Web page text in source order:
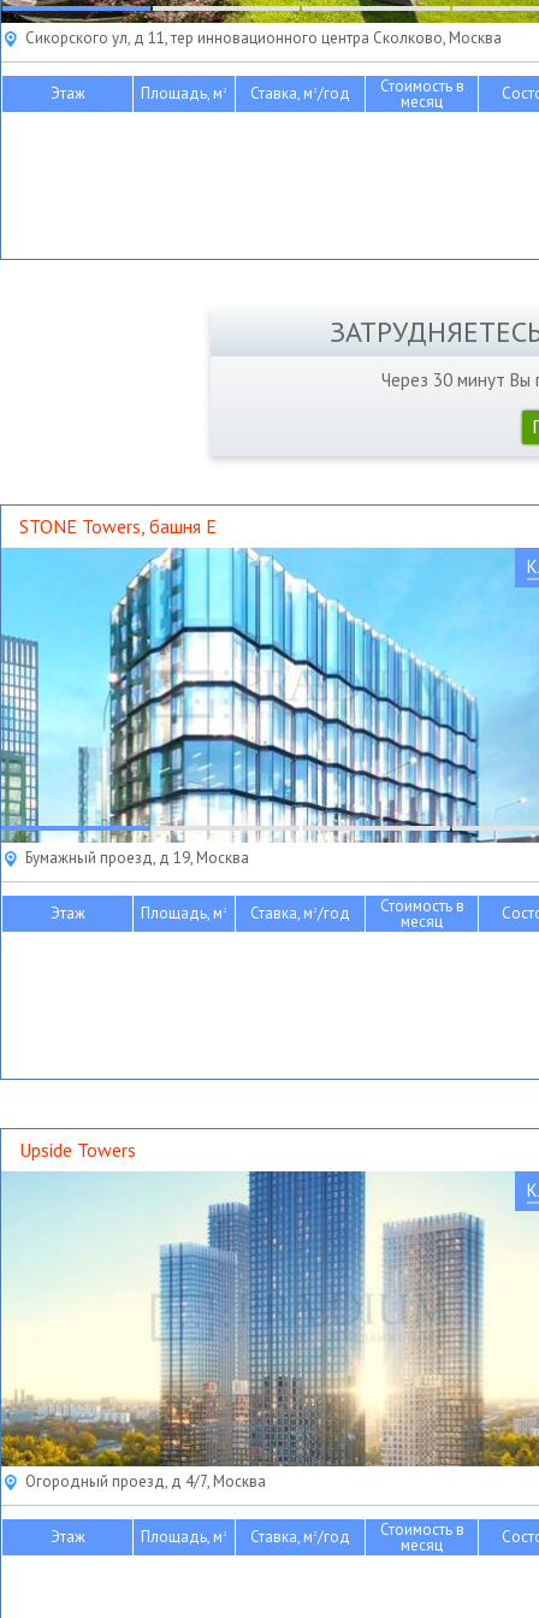
Сикорского ул, д 11, тер инновационного центра Сколково, Москва
Этаж Площадь, м2 Ставка, м2/год Стоимость в
месяц
Через 30 минут Вы
STONE Towers, башня Е
Бумажный проезд, д 19, Москва
Этаж Площадь, м2 Ставка, м2/год Стоимость в
месяц
Upside Towers
Огородный проезд, д 4/7, Москва
Этаж Площадь, м2 Ставка, м2/год Стоимость в
месяц